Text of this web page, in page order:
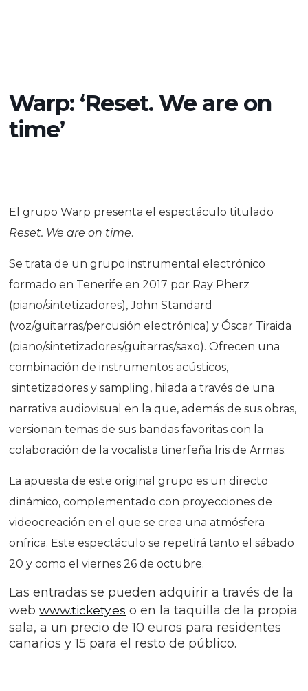
Warp: ‘Reset. We are on
time’
El grupo Warp presenta el espectáculo titulado
Reset. We are on time.
Se trata de un grupo instrumental electrónico
formado en Tenerife en 2017 por Ray Pherz
(piano/sintetizadores), John Standard
(voz/guitarras/percusión electrónica) y Óscar Tiraida
(piano/sintetizadores/guitarras/saxo). Ofrecen una
combinación de instrumentos acústicos,
sintetizadores y sampling, hilada a través de una
narrativa audiovisual en la que, además de sus obras,
versionan temas de sus bandas favoritas con la
colaboración de la vocalista tinerfeña Iris de Armas.
La apuesta de este original grupo es un directo
dinámico, complementado con proyecciones de
videocreación en el que se crea una atmósfera
onírica. Este espectáculo se repetirá tanto el sábado
20 y como el viernes 26 de octubre.
Las entradas se pueden adquirir a través de la
webwww.tickety.es o en la taquilla de la propia
sala, a un precio de 10 euros para residentes
canarios y 15 para el resto de público.